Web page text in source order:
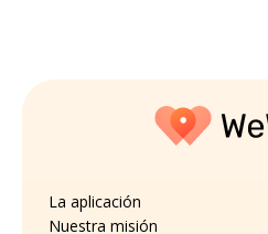
La aplicación
Nuestra misión